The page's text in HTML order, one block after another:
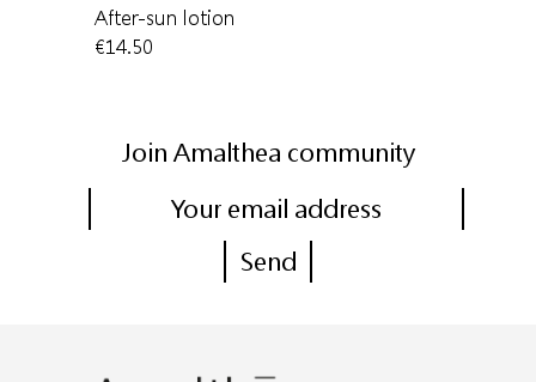
After-sun lotion
€14.50
Join Amalthea community